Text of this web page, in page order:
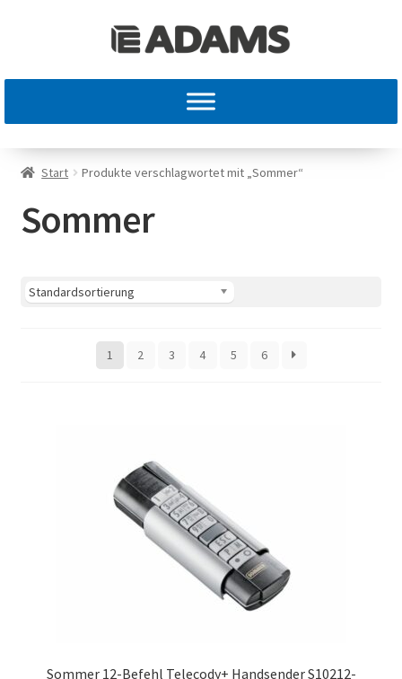
Start Produkte verschlagwortet mit „Sommer“
Sommer
1 2 3 4 5 6
Sommer 12-Befehl Telecody+ Handsender S10212-